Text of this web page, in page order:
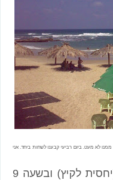
לא מעט. ביום רביעי קבענו לשחות ביחד. אני
הגענו ליעד. הים לא היה גבוה (יחסית לקיץ) ובשעה 9